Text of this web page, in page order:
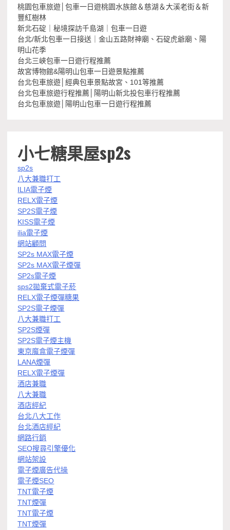
桃園包車旅遊│包車一日遊桃園水族館＆慈湖＆大溪老街＆新
豐紅樹林
新北石碇｜秘境探訪千島湖｜包車一日遊
台北/新北包車一日接送｜金山五路財神廟、石碇虎爺廟、陽
明山花季
台北三峽包車一日遊行程推薦
故宮博物館&陽明山包車一日遊景點推薦
台北包車旅遊│經典包車景點故宮、101等推薦
台北包車旅遊行程推薦│陽明山新北投包車行程推薦
台北包車旅遊│陽明山包車一日遊行程推薦
小七糖果屋sp2s
sp2s
八大兼職打工
ILIA電子煙
RELX電子煙
SP2S電子煙
KISS電子煙
ilia電子煙
網站顧問
SP2s MAX電子煙
SP2s MAX電子煙彈
SP2s電子煙
sps2拋棄式電子菸
RELX電子煙彈糖果
SP2S電子煙彈
八大兼職打工
SP2S煙彈
SP2S電子煙主機
東京魔盒電子煙彈
LANA煙彈
RELX電子煙彈
酒店兼職
八大兼職
酒店經紀
台北八大工作
台北酒店經紀
網路行銷
SEO搜尋引擎優化
網站架設
電子煙廣告代操
電子煙SEO
TNT電子煙
TNT煙彈
TNT電子煙
TNT煙彈